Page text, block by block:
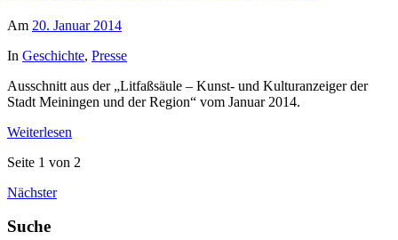
Am 20. Januar 2014
In Geschichte, Presse
Ausschnitt aus der „Litfaßsäule – Kunst- und Kulturanzeiger der
Stadt Meiningen und der Region“ vom Januar 2014.
Weiterlesen
Seite 1 von 2
Nächster
Suche